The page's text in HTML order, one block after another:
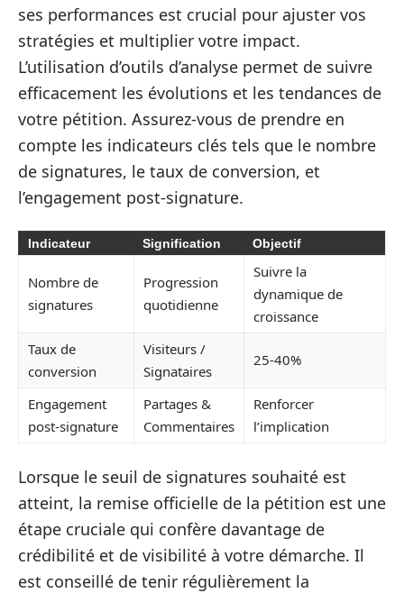
ses performances est crucial pour ajuster vos
stratégies et multiplier votre impact.
L’utilisation d’outils d’analyse permet de suivre
efficacement les évolutions et les tendances de
votre pétition. Assurez-vous de prendre en
compte les indicateurs clés tels que le nombre
de signatures, le taux de conversion, et
l’engagement post-signature.
Indicateur Signification Objectif
Nombre de
signatures
Progression
quotidienne
Suivre la
dynamique de
croissance
Taux de
conversion
Visiteurs /
Signataires
25-40%
Engagement
post-signature
Partages &
Commentaires
Renforcer
l’implication
Lorsque le seuil de signatures souhaité est
atteint, la remise officielle de la pétition est une
étape cruciale qui confère davantage de
crédibilité et de visibilité à votre démarche. Il
est conseillé de tenir régulièrement la